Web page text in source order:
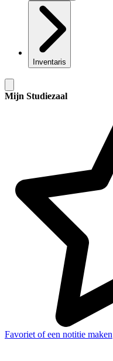
Inventaris
Mijn Studiezaal
Favoriet of een notitie maken